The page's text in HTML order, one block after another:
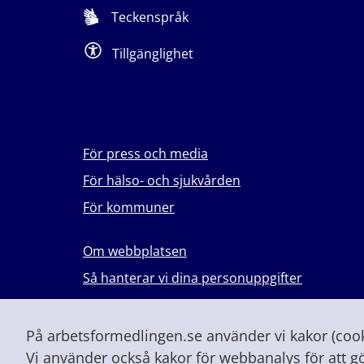
På arbetsformedlingen.se använder vi kakor
Vi använder också kakor för webbanalys för att
Teckenspråk
Tillgänglighet
För press och media
För hälso- och sjukvården
För kommuner
Om webbplatsen
Så hanterar vi dina personuppgifter
Lever du med våld i en nära relation?
Vid höjd beredskap och krig